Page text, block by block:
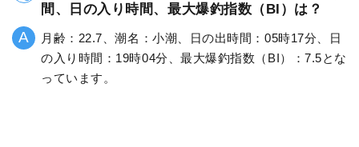
間、日の入り時間、最大爆釣指数（BI）は？
月齢：22.7、潮名：小潮、日の出時間：05時17分、日
の入り時間：19時04分、最大爆釣指数（BI）：7.5とな
っています。